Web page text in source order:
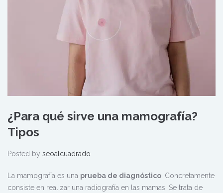
¿Para qué sirve una mamografía?
Tipos
Posted by seoalcuadrado
La mamografía es una prueba de diagnóstico . Concretamente
consiste en realizar una radiografía en las mamas. Se trata de